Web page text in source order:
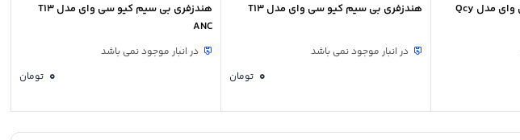
هندزفری بی سیم کیو سی وای مدل Qcy
هندزفری بی سیم کیو سی وای مدل T13
در انبار موجود نمی باشد
0 تومان
هندزفری بی سیم کیو سی وای مدل T13
ANC
در انبار موجود نمی باشد
0 تومان